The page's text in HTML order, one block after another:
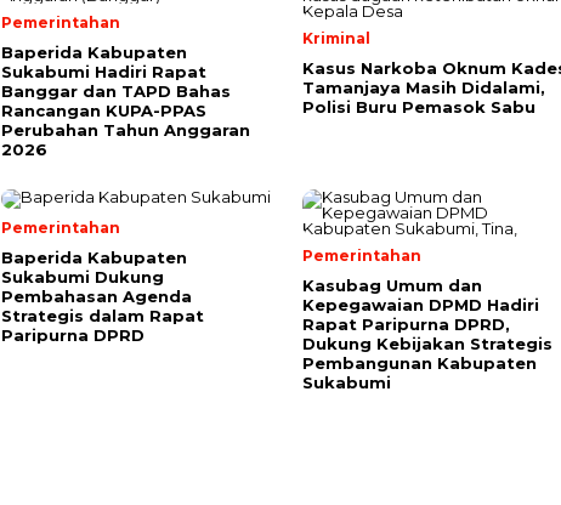
Pemerintahan
Baperida Kabupaten
Sukabumi Hadiri Rapat
Banggar dan TAPD Bahas
Rancangan KUPA-PPAS
Perubahan Tahun Anggaran
2026
Kriminal
Kasus Narkoba Oknum
Tamanjaya Masih Didalami,
Polisi Buru Pemasok Sabu
Pemerintahan
Baperida Kabupaten
Sukabumi Dukung
Pembahasan Agenda
Strategis dalam Rapat
Paripurna DPRD
Pemerintahan
Kasubag Umum dan
Kepegawaian DPMD Hadiri
Rapat Paripurna DPRD,
Dukung Kebijakan Strategis
Pembangunan Kabupaten
Sukabumi